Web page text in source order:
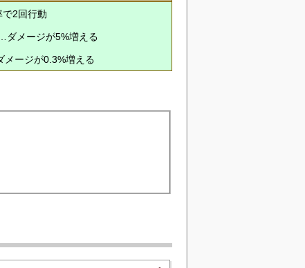
で2回行動
…ダメージが5%増える
メージが0.3%増える